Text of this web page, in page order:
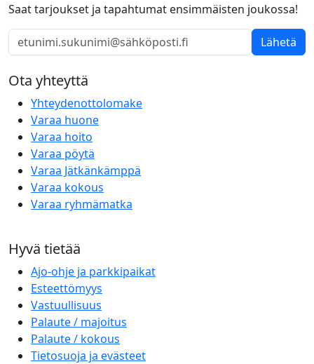
Saat tarjoukset ja tapahtumat ensimmäisten joukossa!
Lähetä
Ota yhteyttä
Yhteydenottolomake
Varaa huone
Varaa hoito
Varaa pöytä
Varaa Jätkänkämppä
Varaa kokous
Varaa ryhmämatka
Hyvä tietää
Ajo-ohje ja parkkipaikat
Esteettömyys
Vastuullisuus
Palaute / majoitus
Palaute / kokous
Tietosuoja ja evästeet